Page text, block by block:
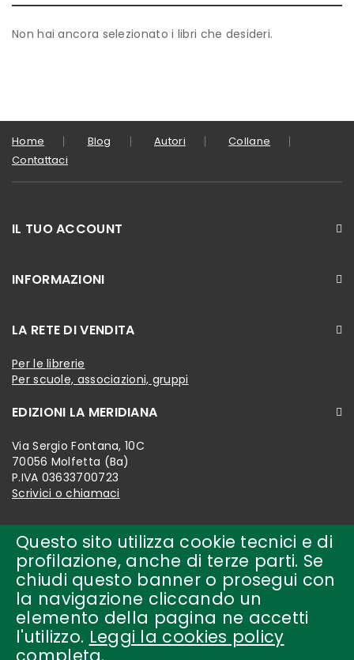
Questo sito utilizza cookie tecnici e di
profilazione, anche di terze parti. Se
chiudi questo banner o prosegui con
la navigazione cliccando un
elemento della pagina ne accetti
l'utilizzo. Leggi la cookies policy
Non hai ancora selezionato i libri che desideri.
Home Blog Autori
Collane
Contattaci
IL TUO ACCOUNT
INFORMAZIONI
LA RETE DI VENDITA
Per le librerie
Per scuole, associazioni, gruppi
EDIZIONI LA MERIDIANA
Via Sergio Fontana, 10C
70056 Molfetta (Ba)
P.IVA 03633700723
Scrivici o chiamaci
Copyright © 2018-present by